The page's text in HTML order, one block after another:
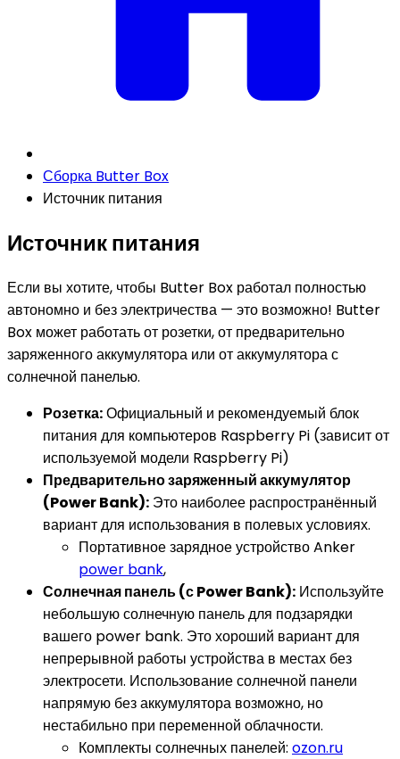
Сборка Butter Box
Источник питания
Источник питания
Если вы хотите, чтобы Butter Box работал полностью
автономно и без электричества — это возможно! Butter
Box может работать от розетки, от предварительно
заряженного аккумулятора или от аккумулятора с
солнечной панелью.
Розетка:Официальный и рекомендуемый блок
питания для компьютеров Raspberry Pi (зависит от
используемой модели Raspberry Pi)
Предварительно заряженный аккумулятор
(Power Bank): Это наиболее распространённый
вариант для использования в полевых условиях.
Портативное зарядное устройство Anker
power bank,
Солнечная панель (с Power Bank): Используйте
небольшую солнечную панель для подзарядки
вашего power bank. Это хороший вариант для
непрерывной работы устройства в местах без
электросети. Использование солнечной панели
напрямую без аккумулятора возможно, но
нестабильно при переменной облачности.
Комплекты солнечных панелей: ozon.ru